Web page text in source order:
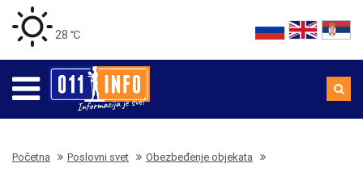
28 ℃
Početna Poslovni svet Obezbeđenje objekata